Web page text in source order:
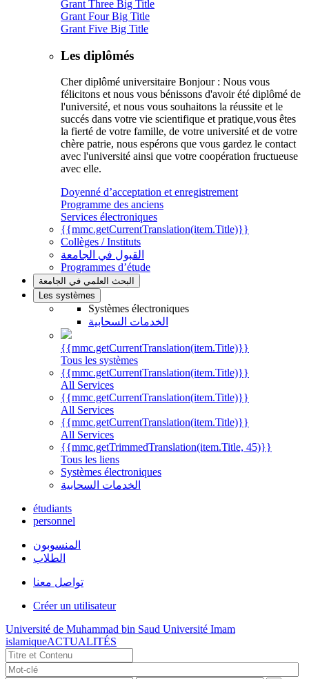
Grant Three Big Title
Grant Four Big Title
Grant Five Big Title
Les diplômés
Cher diplômé universitaire Bonjour : Nous vous
félicitons et nous vous bénissons d'avoir été diplômé de
l'université, et nous vous souhaitons la réussite et le
succés dans votre vie scientifique et pratique,vous êtes
la fierté de votre famille, de votre université et de votre
chère patrie, nous espérons que vous gardez le contact
avec l'université ainsi que votre coopération fructueuse
avec elle.
Doyenné d’acceptation et enregistrement
Programme des anciens
Services électroniques
{{mmc.getCurrentTranslation(item.Title)}}
Collèges / Instituts
القبول في الجامعة
Programmes d’étude
البحث العلمي في الجامعة
Les systèmes
Systèmes électroniques
الخدمات السحابية
{{mmc.getCurrentTranslation(item.Title)}}
Tous les systèmes
{{mmc.getCurrentTranslation(item.Title)}}
All Services
{{mmc.getCurrentTranslation(item.Title)}}
All Services
{{mmc.getCurrentTranslation(item.Title)}}
All Services
{{mmc.getTrimmedTranslation(item.Title, 45)}}
Tous les liens
Systèmes électroniques
الخدمات السحابية
étudiants
personnel
المنسوبون
الطلاب
تواصل معنا
Créer un utilisateur
Université de Muhammad bin Saud Université Imam
islamiqueACTUALITÉS